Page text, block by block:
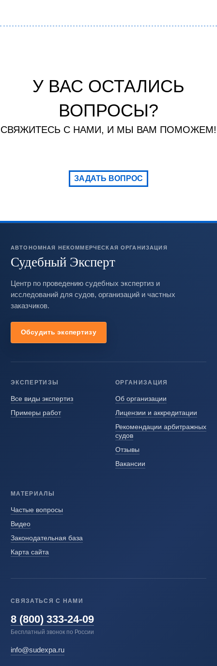
У ВАС ОСТАЛИСЬ
ВОПРОСЫ?
СВЯЖИТЕСЬ С НАМИ, И МЫ ВАМ ПОМОЖЕМ!
ЗАДАТЬ ВОПРОС
АВТОНОМНАЯ НЕКОММЕРЧЕСКАЯ ОРГАНИЗАЦИЯ
Судебный Эксперт
Центр по проведению судебных экспертиз и
исследований для судов, организаций и частных
заказчиков.
Обсудить экспертизу
ЭКСПЕРТИЗЫ
Все виды экспертиз
Примеры работ
ОРГАНИЗАЦИЯ
Об организации
Лицензии и аккредитации
Рекомендации арбитражных
судов
Отзывы
Вакансии
МАТЕРИАЛЫ
Частые вопросы
Видео
Законодательная база
Карта сайта
СВЯЗАТЬСЯ С НАМИ
8 (800) 333-24-09
Бесплатный звонок по России
info@sudexpa.ru